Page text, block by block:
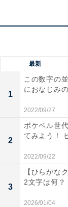
最新
1
この数字の
におなじみ
2022/09/27
2
ポケベル世
てみよう！
2022/09/22
3
【ひらがな
2文字は何？
2026/01/04